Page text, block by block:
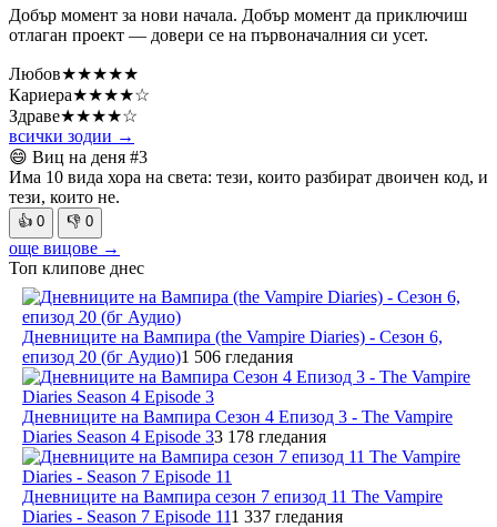
Добър момент за нови начала. Добър момент да приключиш
отлаган проект — довери се на първоначалния си усет.
Любов★★★★★
Кариера★★★★☆
Здраве★★★★☆
всички зодии →
😄 Виц на деня #3
Има 10 вида хора на света: тези, които разбират двоичен код, и
тези, които не.
👍 0 👎 0
още вицове →
Топ клипове днес
Дневниците на Вампира (the Vampire Diaries) - Сезон 6,
епизод 20 (бг Аудио)1 506 гледания
Дневниците на Вампира Сезон 4 Епизод 3 - The Vampire
Diaries Season 4 Episode 33 178 гледания
Дневниците на Вампира сезон 7 епизод 11 The Vampire
Diaries - Season 7 Episode 111 337 гледания